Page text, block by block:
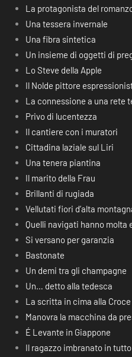
La protagonista del
Una tessera invernale
Una fibra sintetica
Un insieme di oggetti di
Lo Steve della Apple
Il Nolde pittore
La connessione a una rete
Privo di lucentezza
Il cantiere con i muratori
Cittadina laziale sul Liri
Una tenera piantina
Il marito della Frau
Brillanti di rugiada
Vellutati fiori d’alta
Quelli navigati hanno molta
Si versano per garanzia
Bastonate
Un demi tra gli champagne
Un… detto alla tedesca
La scritta in cima alla Croce
Manovra la macchina da
É Levante in Giappone
Il ragazzo imbranato in